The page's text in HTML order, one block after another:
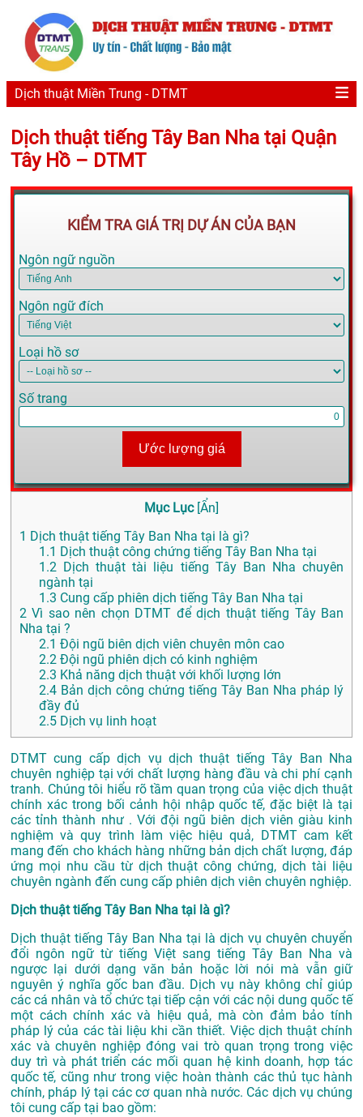
Dịch thuật Miền Trung - DTMT
Dịch thuật tiếng Tây Ban Nha tại Quận
Tây Hồ – DTMT
KIỂM TRA GIÁ TRỊ DỰ ÁN CỦA BẠN
Ngôn ngữ nguồn
Ngôn ngữ đích
Loại hồ sơ
Số trang
Ước lượng giá
Mục Lục [Ẩn]
1 Dịch thuật tiếng Tây Ban Nha tại là gì?
1.1 Dịch thuật công chứng tiếng Tây Ban Nha tại
1.2 Dịch thuật tài liệu tiếng Tây Ban Nha chuyên
ngành tại
1.3 Cung cấp phiên dịch tiếng Tây Ban Nha tại
2 Vì sao nên chọn DTMT để dịch thuật tiếng Tây Ban
Nha tại ?
2.1 Đội ngũ biên dịch viên chuyên môn cao
2.2 Đội ngũ phiên dịch có kinh nghiệm
2.3 Khả năng dịch thuật với khối lượng lớn
2.4 Bản dịch công chứng tiếng Tây Ban Nha pháp lý
đầy đủ
2.5 Dịch vụ linh hoạt
DTMT cung cấp dịch vụ dịch thuật tiếng Tây Ban Nha
chuyên nghiệp tại với chất lượng hàng đầu và chi phí cạnh
tranh. Chúng tôi hiểu rõ tầm quan trọng của việc dịch thuật
chính xác trong bối cảnh hội nhập quốc tế, đặc biệt là tại
các tỉnh thành như . Với đội ngũ biên dịch viên giàu kinh
nghiệm và quy trình làm việc hiệu quả, DTMT cam kết
mang đến cho khách hàng những bản dịch chất lượng, đáp
ứng mọi nhu cầu từ dịch thuật công chứng, dịch tài liệu
chuyên ngành đến cung cấp phiên dịch viên chuyên nghiệp.
Dịch thuật tiếng Tây Ban Nha tại là gì?
Dịch thuật tiếng Tây Ban Nha tại là dịch vụ chuyên chuyển
đổi ngôn ngữ từ tiếng Việt sang tiếng Tây Ban Nha và
ngược lại dưới dạng văn bản hoặc lời nói mà vẫn giữ
nguyên ý nghĩa gốc ban đầu. Dịch vụ này không chỉ giúp
các cá nhân và tổ chức tại tiếp cận với các nội dung quốc tế
một cách chính xác và hiệu quả, mà còn đảm bảo tính
pháp lý của các tài liệu khi cần thiết. Việc dịch thuật chính
xác và chuyên nghiệp đóng vai trò quan trọng trong việc
duy trì và phát triển các mối quan hệ kinh doanh, hợp tác
quốc tế, cũng như trong việc hoàn thành các thủ tục hành
chính, pháp lý tại các cơ quan nhà nước. Các dịch vụ chúng
tôi cung cấp tại bao gồm: